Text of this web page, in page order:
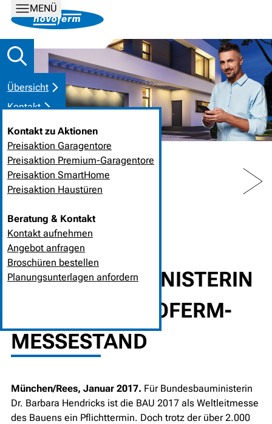
MENÜ
Übersicht
Kontakt
Kontakt zu Aktionen
Preisaktion Garagentore
Preisaktion Premium-Garagentore
Preisaktion SmartHome
Preisaktion Haustüren
Beratung & Kontakt
Kontakt aufnehmen
Angebot anfragen
Broschüren bestellen
Planungsunterlagen anfordern
PREV NEXT
21. Januar 2017❘Unternehmen
BUNDESBAUMINISTERIN
BESUCHT NOVOFERM-
MESSESTAND
München/Rees, Januar 2017. Für Bundesbauministerin
Dr. Barbara Hendricks ist die BAU 2017 als Weltleitmesse
des Bauens ein Pflichttermin. Doch trotz der über 2.000